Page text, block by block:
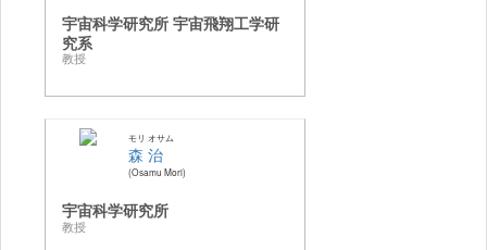
宇宙科学研究所 宇宙飛翔工学研
究系
教授
モリ オサム
森 治
Osamu Mori
宇宙科学研究所
教授